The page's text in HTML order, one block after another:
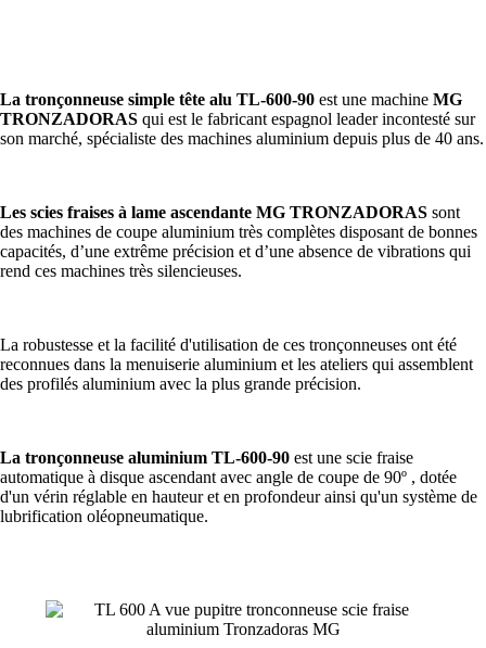
La tronçonneuse simple tête alu TL-600-90 est une machine MG
TRONZADORAS qui est le fabricant espagnol leader incontesté sur
son marché, spécialiste des machines aluminium depuis plus de 40 ans.
Les scies fraises à lame ascendante MG TRONZADORAS sont
des machines de coupe aluminium très complètes disposant de bonnes
capacités, d’une extrême précision et d’une absence de vibrations qui
rend ces machines très silencieuses.
La robustesse et la facilité d'utilisation de ces tronçonneuses ont été
reconnues dans la menuiserie aluminium et les ateliers qui assemblent
des profilés aluminium avec la plus grande précision.
La tronçonneuse aluminium TL-600-90 est une scie fraise
automatique à disque ascendant avec angle de coupe de 90º , dotée
d'un vérin réglable en hauteur et en profondeur ainsi qu'un système de
lubrification oléopneumatique.